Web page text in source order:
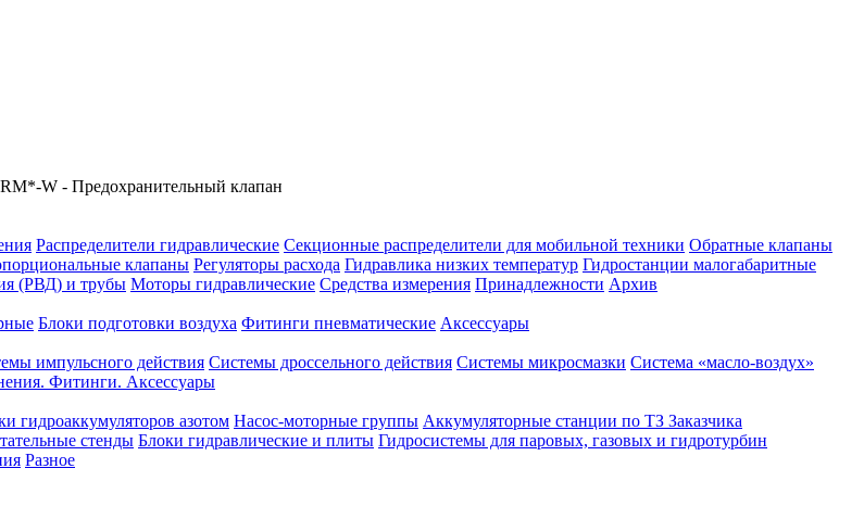
RM*-W - Предохранительный клапан
Распределители гидравлические Секционные распределители для мобильной техники Обратные клапаны
клапаны Регуляторы расхода Гидравлика низких температур Гидростанции малогабаритные
(РВД) и трубы Моторы гидравлические Средства измерения Принадлежности Архив
Блоки подготовки воздуха Фитинги пневматические Аксессуары
импульсного действия Системы дроссельного действия Системы микросмазки Система «масло-воздух»
Фитинги. Аксессуары
гидроаккумуляторов азотом Насос-моторные группы Аккумуляторные станции по ТЗ Заказчика
стенды Блоки гидравлические и плиты Гидросистемы для паровых, газовых и гидротурбин
Разное